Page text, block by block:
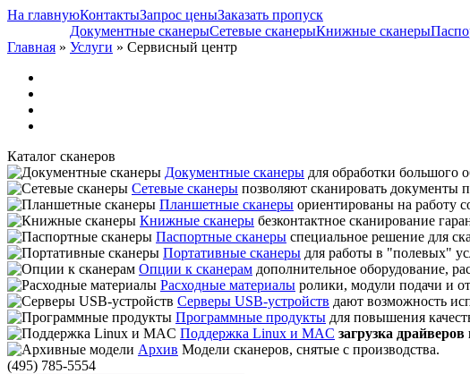
На главнуюКонтактыЗапрос ценыЗаказать пропуск
Документные сканерыСетевые сканерыКнижные сканеры
Главная » Услуги » Сервисный центр
Каталог сканеров
Документные сканеры для обработки большого
Сетевые сканеры позволяют сканировать документы
Планшетные сканеры ориентированы на работу
Книжные сканеры безконтактное сканирование
Паспортные сканеры специальное решение для
Портативные сканеры для работы в "полевых"
Опции к сканерам дополнительное оборудование,
Расходные материалы ролики, модули подачи и
Серверы USB-устройств дают возможность
Программные продукты для повышения
Поддержка Linux и MAC загрузка
Архив Модели сканеров, снятые с производства.
(495) 785-5554